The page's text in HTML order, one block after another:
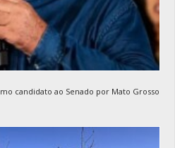
candidato ao Senado por Mato Grosso